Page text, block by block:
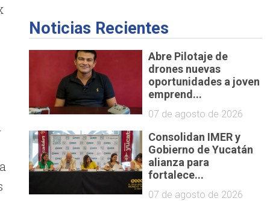
Noticias Recientes
Abre Pilotaje de
drones nuevas
oportunidades a joven
emprend...
07 de agosto de 2026
Consolidan IMER y
Gobierno de Yucatán
alianza para
fortalece...
07 de agosto de 2026